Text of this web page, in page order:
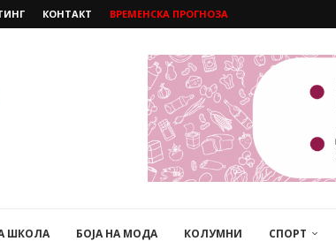
КОНТАКТ ВРЕМЕНСКА ПРОГНОЗА
ШКОЛА БОЈА НА МОДА КОЛУМНИ СПОРТ